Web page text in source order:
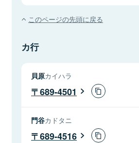
このページの先頭に戻る
カ行
貝原カイハラ
689-4501
門谷カドタニ
689-4516